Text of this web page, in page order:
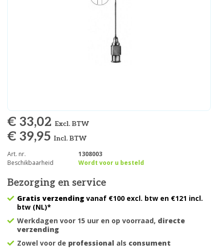
€ 33,02 Excl. BTW
€ 39,95 Incl. BTW
Art. nr.
1308003
Beschikbaarheid
Wordt voor u besteld
Bezorging en service
Gratis verzending vanaf €100 excl. btw en €121 incl.
btw (NL)*
Werkdagen voor 15 uur en op voorraad, directe
verzending
Zowel voor de professional als consument